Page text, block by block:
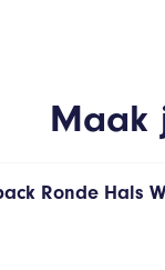
Maak
Ronde Hals